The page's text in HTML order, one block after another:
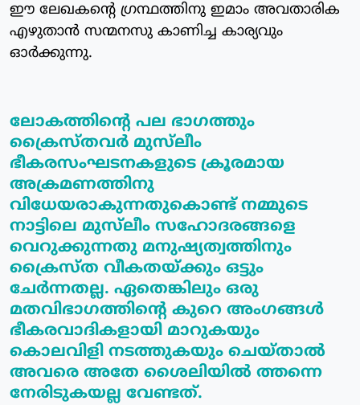
ഈ ലേഖകന്റെ ഗ്രന്ഥത്തിനു ഇമാം അവതാരിക
എഴുതാന്‍ സന്മനസു കാണിച്ച കാര്യവും
ഓര്‍ക്കുന്നു.
ലോകത്തിന്റെ പല ഭാഗത്തും
ക്രൈസ്തവര്‍ മുസ്‌ലീം
ഭീകരസംഘടനകളുടെ ക്രൂരമായ
അക്രമണത്തിനു
വിധേയരാകുന്നതുകൊണ്ട് നമ്മുടെ
നാട്ടിലെ മുസ്‌ലീം സഹോദരങ്ങളെ
വെറുക്കുന്നതു മനുഷ്യത്വത്തിനും
ക്രൈസ്ത വീകതയ്ക്കും ഒട്ടും
ചേര്‍ന്നതല്ല. ഏതെങ്കിലും ഒരു
മതവിഭാഗത്തിന്റെ കുറെ അംഗങ്ങള്‍
ഭീകരവാദികളായി മാറുകയും
കൊലവിളി നടത്തുകയും ചെയ്താല്‍
അവരെ അതേ ശൈലിയില്‍ ത്തന്നെ
നേരിടുകയല്ല വേണ്ടത്.